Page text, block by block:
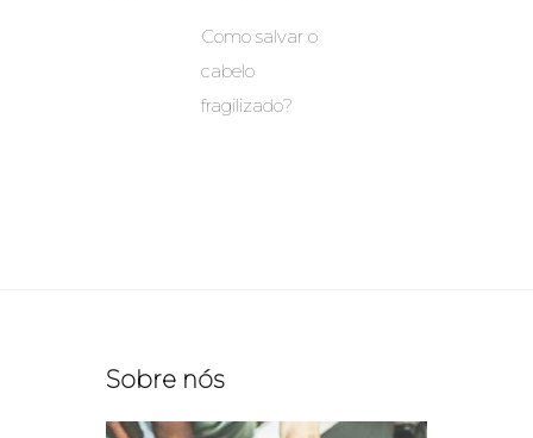
Como salvar o
cabelo
fragilizado?
Sobre nós